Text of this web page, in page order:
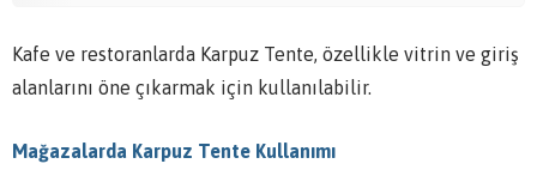
Kafe ve restoranlarda Karpuz Tente, özellikle vitrin ve giriş
alanlarını öne çıkarmak için kullanılabilir.
Mağazalarda Karpuz Tente Kullanımı